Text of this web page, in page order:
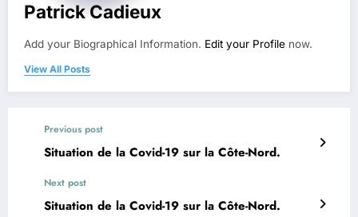
Patrick Cadieux
Add your Biographical Information. Edit your Profile now.
View All Posts
Previous post
Situation de la Covid-19 sur la Côte-Nord.
Next post
Situation de la Covid-19 sur la Côte-Nord.